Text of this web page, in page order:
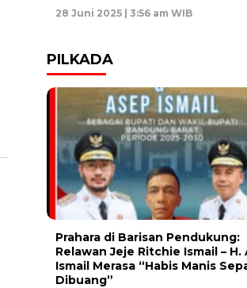
28 Juni 2025 | 3:56 am WIB
PILKADA
Prahara di Barisan Pendukung:
Relawan Jeje Ritchie Ismail – H.
Ismail Merasa “Habis Manis
Dibuang”